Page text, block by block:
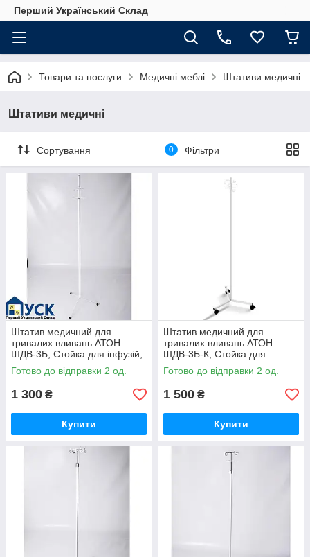
Перший Український Склад
Товари та послуги Медичні меблі Штативи медичні
Штативи медичні
Сортування 0 Фільтри
Штатив медичний для
тривалих вливань АТОН
ШДВ-3Б, Стойка для інфузій,
Стійка інфузійна, Штатив
Готово до відправки 2 од.
1 300 ₴
Купити
Штатив медичний для
тривалих вливань АТОН
ШДВ-3Б-К, Стойка для
інфузій, Стійка інфузійна,
Штатив
Готово до відправки 2 од.
1 500 ₴
Купити